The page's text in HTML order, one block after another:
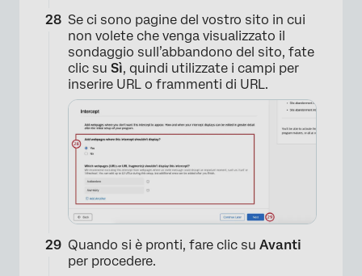
×
Se ci sono pagine del vostro sito in cui
non volete che venga visualizzato il
sondaggio sull’abbandono del sito, fate
clic su Sì, quindi utilizzate i campi per
inserire URL o frammenti di URL.
Quando si è pronti, fare clic su Avanti
per procedere.